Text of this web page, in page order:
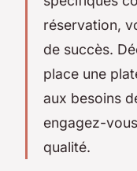
réservation,
de succès.
place une
aux besoins
engagez-
qualité.